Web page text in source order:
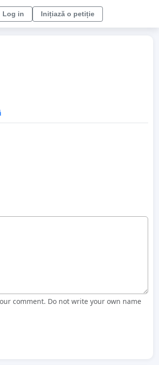
Log in Inițiază o petiție
comment. Do not write your own name